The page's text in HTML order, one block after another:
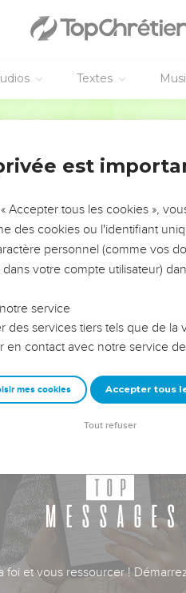
Textes
L’ANNÉE !
?
leur foi ou leur vision. Mais on voit
alors même que ce sont
reviennent sur les erreurs
de sagesse afin que leurs erreurs
équipe, un groupe ou une famille,
et vous ressourcer !
est
Accepter tous les cookies »,
des cookies ou l'identifiant
personnel (comme vos
votre compte utilisateur)
service
des services tiers tels que de
en contact avec notre service
mes cookies Accepter tous
Tout refuser